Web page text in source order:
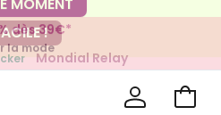
dès 39€*
la mode
!
Mondial Relay
petits articles
Voir